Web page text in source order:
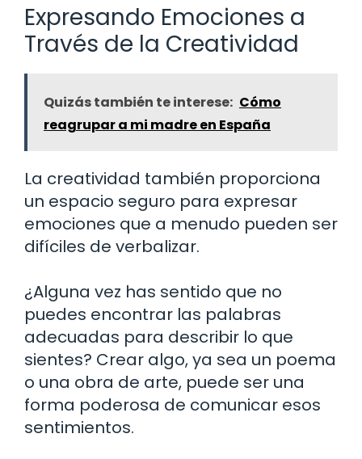
Expresando Emociones a
Través de la Creatividad
Quizás también te interese: Cómo
reagrupar a mi madre en España
La creatividad también proporciona
un espacio seguro para expresar
emociones que a menudo pueden ser
difíciles de verbalizar.
¿Alguna vez has sentido que no
puedes encontrar las palabras
adecuadas para describir lo que
sientes? Crear algo, ya sea un poema
o una obra de arte, puede ser una
forma poderosa de comunicar esos
sentimientos.